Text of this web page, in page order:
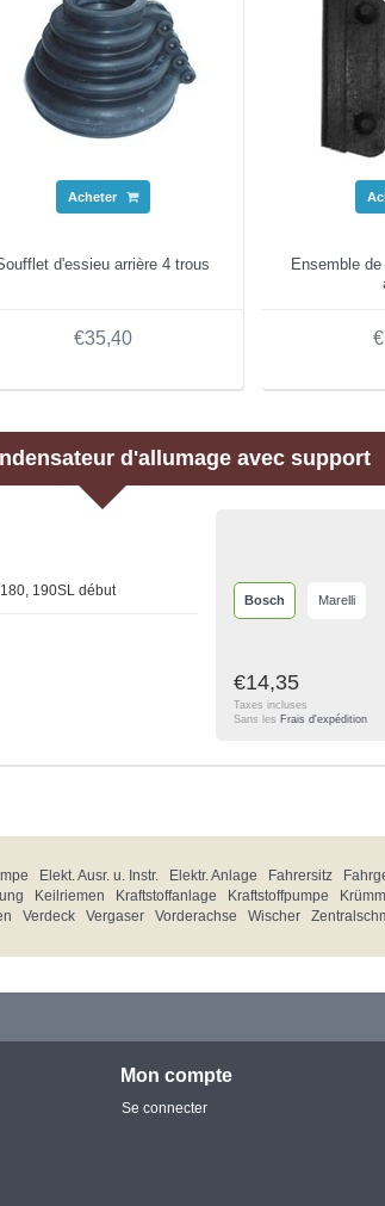
Acheter
d'essieu arrière 4 trous
€35,40
Ensemble
d'allumage avec support
190SL début
Bosch Marelli
€14,35
Taxes incluses
Sans les Frais d'expédition
Elekt. Ausr. u. Instr. Elektr. Anlage Fahrersitz
Keilriemen Kraftstoffanlage Kraftstoffpumpe
Verdeck Vergaser Vorderachse Wischer
Mon compte
Se connecter